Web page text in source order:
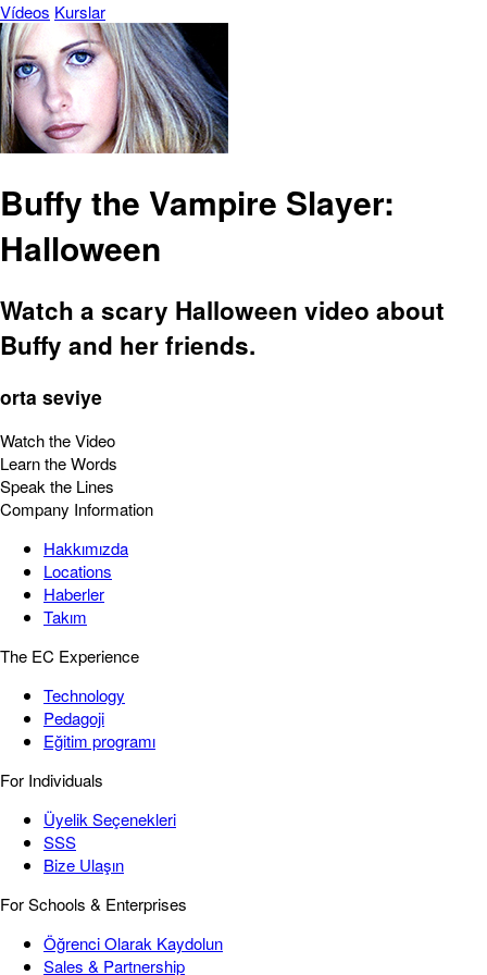
Vídeos Kurslar
Buffy the Vampire Slayer:
Halloween
Watch a scary Halloween video about
Buffy and her friends.
orta seviye
Watch the Video
Learn the Words
Speak the Lines
Company Information
Hakkımızda
Locations
Haberler
Takım
The EC Experience
Technology
Pedagoji
Eğitim programı
For Individuals
Üyelik Seçenekleri
SSS
Bize Ulaşın
For Schools & Enterprises
Öğrenci Olarak Kaydolun
Sales & Partnership